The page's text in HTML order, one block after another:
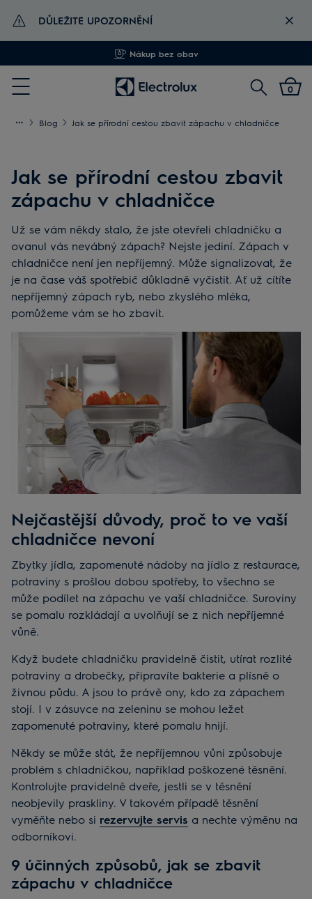
DŮLEŽITÉ UPOZORNĚNÍ
Doručení zdarma od 500 Kč
Menu
Vyhledat
0
Blog Jak se přírodní cestou zbavit zápachu v chladničce
Jak se přírodní cestou zbavit
zápachu v chladničce
Už se vám někdy stalo, že jste otevřeli chladničku a
ovanul vás nevábný zápach? Nejste jediní. Zápach v
chladničce není jen nepříjemný. Může signalizovat, že
je na čase váš spotřebič důkladně vyčistit. Ať už cítíte
nepříjemný zápach ryb, nebo zkyslého mléka,
pomůžeme vám se ho zbavit.
Nejčastější důvody, proč to ve vaší
chladničce nevoní
Zbytky jídla, zapomenuté nádoby na jídlo z restaurace,
potraviny s prošlou dobou spotřeby, to všechno se
může podílet na zápachu ve vaší chladničce. Suroviny
se pomalu rozkládají a uvolňují se z nich nepříjemné
vůně.
Když budete chladničku pravidelně čistit, utírat rozlité
potraviny a drobečky, připravíte bakterie a plísně o
živnou půdu. A jsou to právě ony, kdo za zápachem
stojí. I v zásuvce na zeleninu se mohou ležet
zapomenuté potraviny, které pomalu hnijí.
Někdy se může stát, že nepříjemnou vůni způsobuje
problém s chladničkou, například poškozené těsnění.
Kontrolujte pravidelně dveře, jestli se v těsnění
neobjevily praskliny. V takovém případě těsnění
vyměňte nebo si rezervujte servis a nechte výměnu na
odborníkovi.
9 účinných způsobů, jak se zbavit
zápachu v chladničce